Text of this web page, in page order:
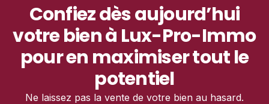
Confiez dès aujourd’hui
votre bien à Lux-Pro-Immo
pour en maximiser tout le
potentiel
Ne laissez pas la vente de votre bien au hasard.